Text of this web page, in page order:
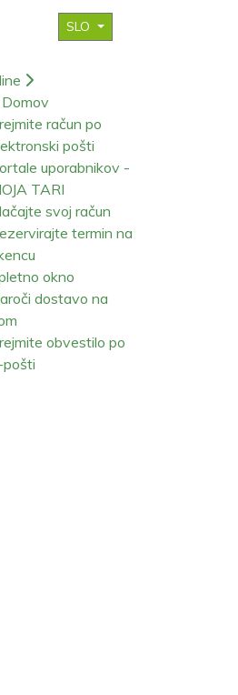
SLO
Domov
račun po
pošti
uporabnikov -
TARI
svoj račun
termin na
okno
dostavo na
obvestilo po